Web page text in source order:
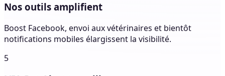
Nos outils amplifient
Boost Facebook, envoi aux vétérinaires et bientôt
notifications mobiles élargissent la visibilité.
5